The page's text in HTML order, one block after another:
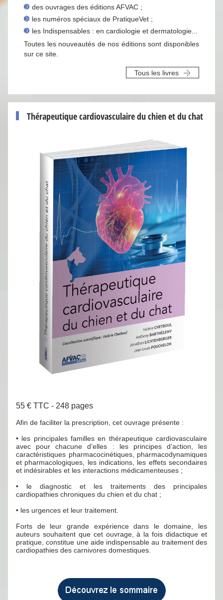
des ouvrages des éditions AFVAC ;
les numéros spéciaux de PratiqueVet ;
les Indispensables : en cardiologie et dermatologie...
Toutes les nouveautés de nos éditions sont disponibles
sur ce site.
Tous les livres
Thérapeutique cardiovasculaire du chien et du chat
55 € TTC - 248 pages
Afin de faciliter la prescription, cet ouvrage présente :
• les principales familles en thérapeutique cardiovasculaire
avec pour chacune d’elles : les principes d’action, les
caractéristiques pharmacocinétiques, pharmacodynamiques
et pharmacologiques, les indications, les effets secondaires
et indésirables et les interactions médicamenteuses ;
• le diagnostic et les traitements des principales
cardiopathies chroniques du chien et du chat ;
• les urgences et leur traitement.
Forts de leur grande expérience dans le domaine, les
auteurs souhaitent que cet ouvrage, à la fois didactique et
pratique, constitue une aide indispensable au traitement des
cardiopathies des carnivores domestiques.